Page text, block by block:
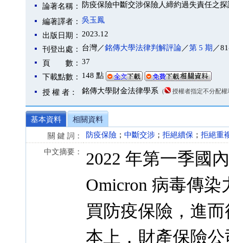
論著名稱： 防疫保險中斷交涉保險人締約過失責任之
編著譯者： 吳玉鳳
出版日期： 2023.12
刊登出處： 台灣／銘傳大學法律判解評論／第 5 期 ／
頁 數： 37
下載點數： 148 點
授 權 者： 銘傳大學財金法律學系 （ 授權者指定不分配
基本資料
相關資料
關 鍵 詞：
防疫保險 ； 中斷交涉 ； 拒絕續保 ； 拒絕重
中文摘要：
2022 年第一季國
Omicron 病毒傳
買防疫保險，進
本上，財產保險